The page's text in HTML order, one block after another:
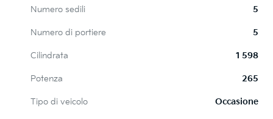
Numero sedili 5
Numero di portiere 5
Cilindrata 1 598
Potenza 265
Tipo di veicolo Occasione